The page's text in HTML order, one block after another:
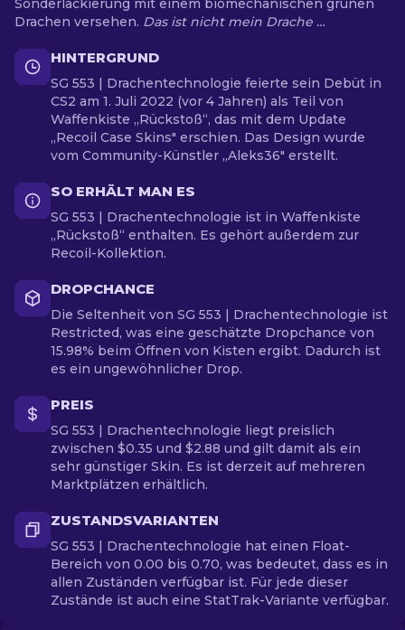
Sonderlackierung mit einem biomechanischen grünen
Drachen versehen. Das ist nicht mein Drache …
HINTERGRUND
SG 553 | Drachentechnologie feierte sein Debüt in
CS2 am 1. Juli 2022 (vor 4 Jahren) als Teil von
Waffenkiste „Rückstoß“, das mit dem Update
„Recoil Case Skins" erschien. Das Design wurde
vom Community-Künstler „Aleks36" erstellt.
SO ERHÄLT MAN ES
SG 553 | Drachentechnologie ist in Waffenkiste
„Rückstoß“ enthalten. Es gehört außerdem zur
Recoil-Kollektion.
DROPCHANCE
Die Seltenheit von SG 553 | Drachentechnologie ist
Restricted, was eine geschätzte Dropchance von
15.98% beim Öffnen von Kisten ergibt. Dadurch ist
es ein ungewöhnlicher Drop.
PREIS
SG 553 | Drachentechnologie liegt preislich
zwischen $0.35 und $2.88 und gilt damit als ein
sehr günstiger Skin. Es ist derzeit auf mehreren
Marktplätzen erhältlich.
ZUSTANDSVARIANTEN
SG 553 | Drachentechnologie hat einen Float-
Bereich von 0.00 bis 0.70, was bedeutet, dass es in
allen Zuständen verfügbar ist. Für jede dieser
Zustände ist auch eine StatTrak-Variante verfügbar.